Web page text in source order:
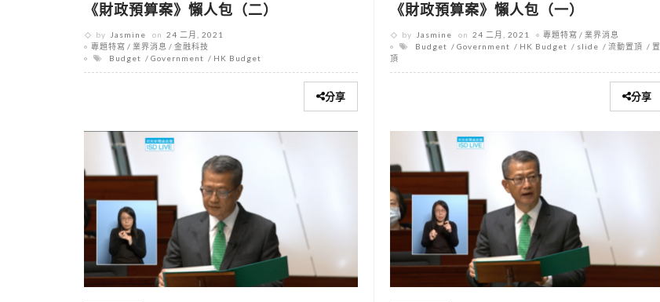
《財政預算案》懶人包（二）
by Jasmine on 24 二月, 2021
專題特寫
業界消息
金融科技
Budget
Government HK Budget
分享
《財政預算案》懶人包（一）
by Jasmine on 24 二月, 2021 專題特寫
業界消息
Budget
Government HK Budget slide 流動置頂
置
頂
分享